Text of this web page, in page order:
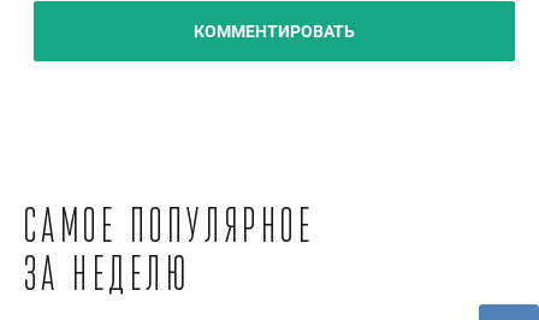
КОММЕНТИРОВАТЬ
Самое популярное
за неделю